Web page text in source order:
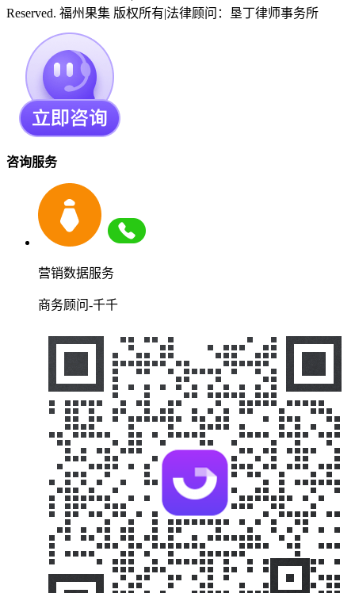
Reserved. 福州果集 版权所有|法律顾问：垦丁律师事务所
咨询服务
营销数据服务
商务顾问-千千